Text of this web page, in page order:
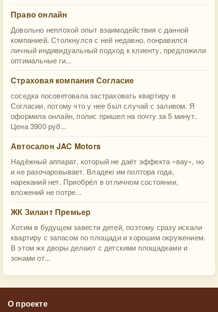
Право онлайн
Довольно неплохой опыт взаимодействия с данной
компанией. Столкнулся с ней недавно, понравился
личный индивидуальный подход к клиенту, предложили
оптимальные ги...
Страховая компания Согласие
соседка посоветовала застраховать квартиру в
Согласии, потому что у нее был случай с заливом. Я
оформила онлайн, полис пришел на почту за 5 минут.
Цена 3900 руб...
Автосалон JAC Motors
Надёжный аппарат, который не даёт эффекта «вау», но
и не разочаровывает. Владею им полтора года,
нареканий нет. Приобрёл в отличном состоянии,
вложений не потре...
ЖК Зилант Премьер
Хотим в будущем завести детей, поэтому сразу искали
квартиру с запасом по площади и хорошим окружением.
В этом жк дворы делают с детскими площадками и
зонами от...
О проекте